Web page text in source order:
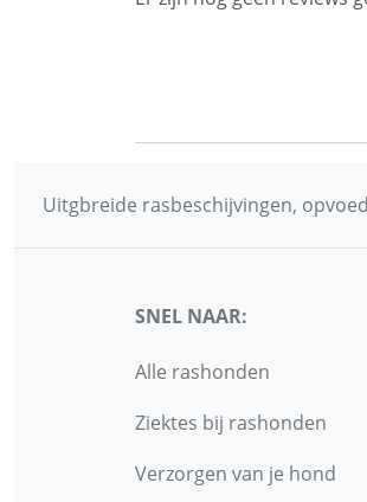
Uitgbreide rasbeschijvingen,
SNEL NAAR:
Alle rashonden
Ziektes bij rashonden
Verzorgen van je hond